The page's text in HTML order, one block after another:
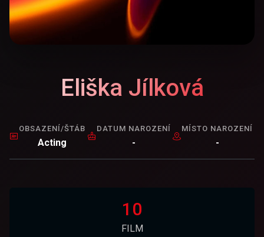
Eliška Jílková
OBSAZENÍ/ŠTÁB
Acting
DATUM NAROZENÍ
-
MÍSTO NAROZENÍ
-
10
FILM